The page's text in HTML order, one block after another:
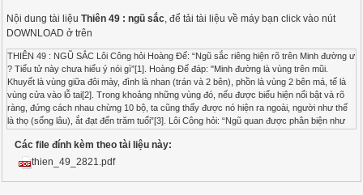
Nội dung tài liệuThiên 49 : ngũ sắc, để tải tài liệu về máy bạn click vào nút
DOWNLOAD ở trên
THIÊN 49 : NGŨ SẮC Lôi Công hỏi Hoàng Đế: “Ngũ sắc riêng hiện rõ trên Minh đường ư
? Tiểu tử này chưa hiểu ý nói gì”[1]. Hoàng Đế đáp: "Minh đường là vùng trên mũi.
Khuyết là vùng giữa đôi mày, đình là nhan (trán và 2 bên), phồn là vùng 2 bên má, tế là
vùng cửa vào lỗ tai[2]. Trong khoảng những vùng đó, nếu được biểu hiện nổi bật và rõ
ràng, đứng cách nhau chừng 10 bộ, ta cũng thấy được nó hiện ra ngoài, người như thế
là thọ (sống lâu), ắt đạt đến trăm tuổi”[3]. Lôi Công hỏi: “Ngũ quan được phân biện như
của Minh đường thì thẳng, đó là tượng của ngũ tạng theo đúng vị trí ở trung ương, lục
phủ nương vào 2 bên, đầu và mặt lên ở vùng khuyết đình, vương cung ở vào vùng hạ
cực, ngũ tạng được an ở vùng ngực, như vậy chân sắc của ngũ tạng sẽ đầy đủ và bệnh
sắc sẽ không đến được, nhờ vậy mà vùng minh đường được nhuận trạch, sao nói rằng
Các file đính kèm theo tài liệu này:
thien_49_2821.pdf